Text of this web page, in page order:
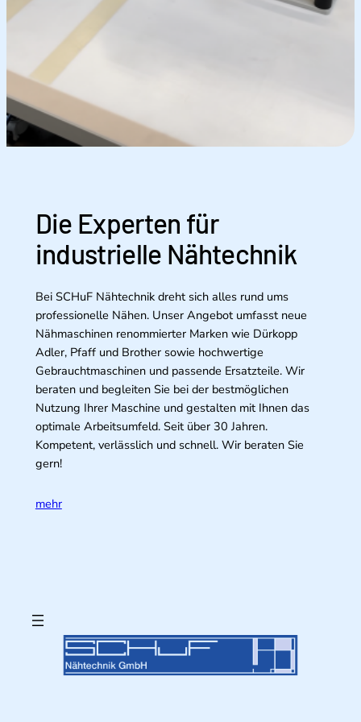
Die Experten für
industrielle Nähtechnik
Bei SCHuF Nähtechnik dreht sich alles rund ums
professionelle Nähen. Unser Angebot umfasst neue
Nähmaschinen renommierter Marken wie Dürkopp
Adler, Pfaff und Brother sowie hochwertige
Gebrauchtmaschinen und passende Ersatzteile. Wir
beraten und begleiten Sie bei der bestmöglichen
Nutzung Ihrer Maschine und gestalten mit Ihnen das
optimale Arbeitsumfeld. Seit über 30 Jahren.
Kompetent, verlässlich und schnell. Wir beraten Sie
gern!
mehr